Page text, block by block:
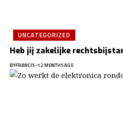
UNCATEGORIZED
Heb jij zakelijke
BYFRANCIS 12 MONTHS AGO